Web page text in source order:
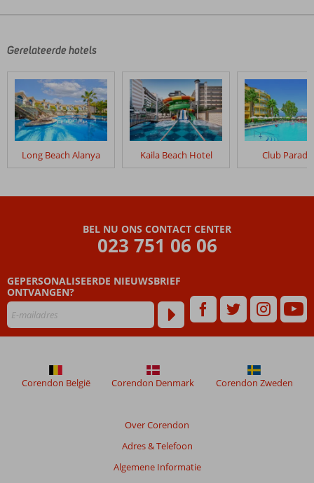
door
klanten
geschreven
na
hun
verblijf
Saphir
zijn
dan
worden
meer
weergegeven
Gerelateerde hotels
Long Beach Alanya Kaila Beach Hotel Club
BEL NU ONS CONTACT CENTER
023 751 06 06
GEPERSONALISEERDE NIEUWSBRIEF
ONTVANGEN?
Over Corendon
Adres & Telefoon
Algemene Informatie
Corendon België Corendon Denmark Corendon Zweden